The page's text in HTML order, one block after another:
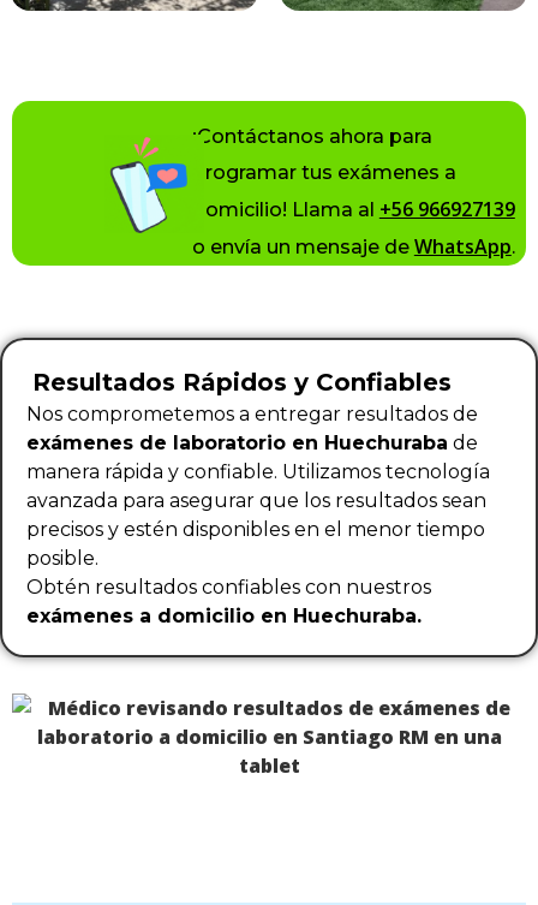
¡Contáctanos ahora para
programar tus exámenes a
domicilio! Llama al +56 966927139
o envía un mensaje de WhatsApp.
Resultados Rápidos y Confiables
Nos comprometemos a entregar resultados de
exámenes de laboratorio en Huechuraba de
manera rápida y confiable. Utilizamos tecnología
avanzada para asegurar que los resultados sean
precisos y estén disponibles en el menor tiempo
posible.
Obtén resultados confiables con nuestros
exámenes a domicilio en Huechuraba.